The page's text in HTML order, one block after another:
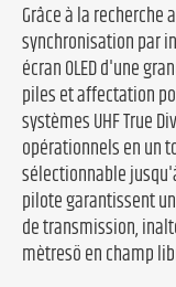
Grâce à la
synchronisation par
écran OLED d'une
piles et affectation
systèmes UHF True
opérationnels en un
sélectionnable
pilote garantissent
de transmission,
mètresö en champ